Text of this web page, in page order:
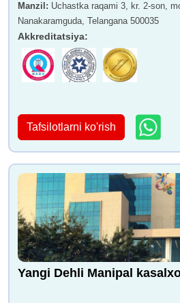
Manzil : Uchastka raqami 3, kr. 2-son,
Nanakaramguda, Telangana 500035
Akkreditatsiya:
Tafsilotlarni ko'rish
Yangi Dehli Manipal